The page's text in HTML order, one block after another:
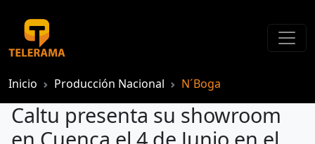
Inicio Producción Nacional N´Boga
Caltu presenta su showroom